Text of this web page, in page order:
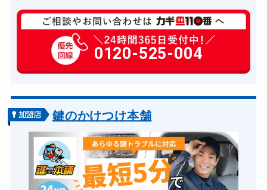
玄関カギ修理 6,600円～(税込)
玄関カギ交換 14,300円～(税込)
金庫カギ開け 14,300円～(税込)
ドアノブカギ開け
ドアノブカギ交換 11,000円～(税込)
0120-525-004
鍵のかけつけ本舗